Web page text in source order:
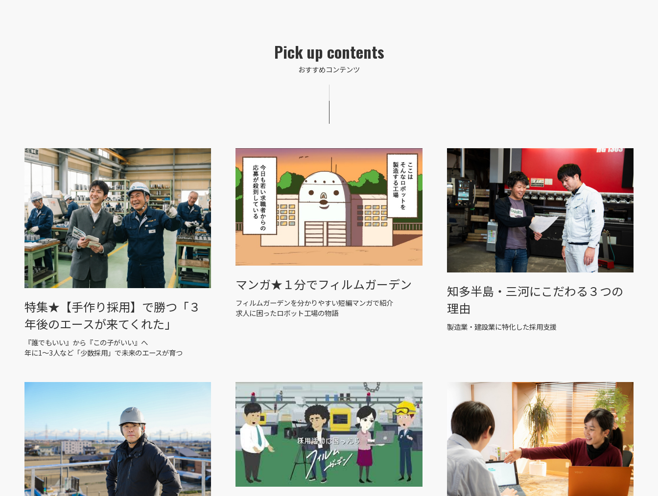
Pick up contents
おすすめコンテンツ
特集★【手作り採用】で勝つ「３
年後のエースが来てくれた」
『誰でもいい』から『この子がいい』へ
年に1〜3人など「少数採用」で未来のエースが育つ
マンガ★１分でフィルムガーデン
フィルムガーデンを分かりやすい短編マンガで紹介
求人に困ったロボット工場の物語
知多半島・三河にこだわる３つの
理由
製造業・建設業に特化した採用支援